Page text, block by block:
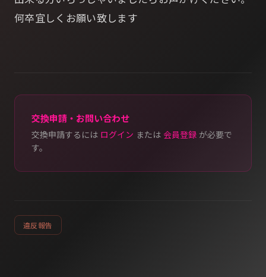
何卒宜しくお願い致します
交換申請・お問い合わせ
交換申請するには ログイン または 会員登録 が必要で
す。
違反報告